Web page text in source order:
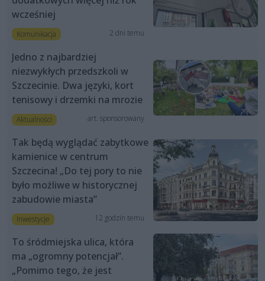
wcześniej
Komunikacja 2 dni temu
Jedno z najbardziej
niezwykłych przedszkoli w
Szczecinie. Dwa języki, kort
tenisowy i drzemki na mrozie
Aktualności art. sponsorowany
Tak będą wyglądać zabytkowe
kamienice w centrum
Szczecina! „Do tej pory to nie
było możliwe w historycznej
zabudowie miasta”
Inwestycje 12 godzin temu
To śródmiejska ulica, która
ma „ogromny potencjał”.
„Pomimo tego, że jest